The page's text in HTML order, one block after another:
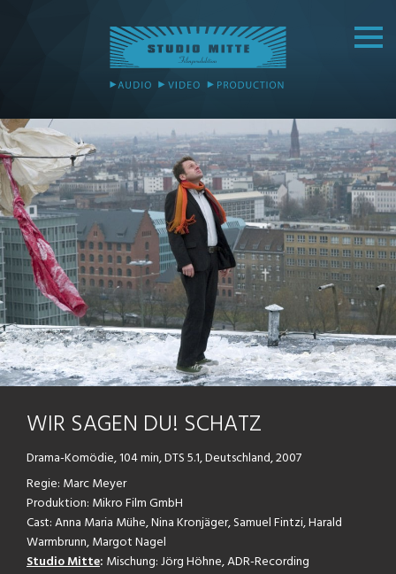
WIR SAGEN DU! SCHATZ
Drama-Komödie, 104 min, DTS 5.1, Deutschland, 2007
Regie: Marc Meyer
Produktion: Mikro Film GmbH
Cast: Anna Maria Mühe, Nina Kronjäger, Samuel Fintzi, Harald
Warmbrunn, Margot Nagel
Studio Mitte: Mischung: Jörg Höhne, ADR-Recording